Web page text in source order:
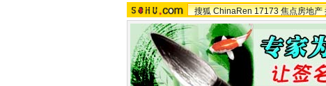
搜狐 ChinaRen 17173 焦点房地产